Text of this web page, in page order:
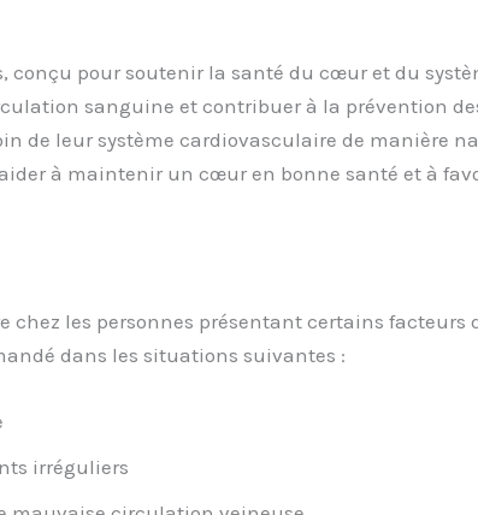
pour soutenir la santé du cœur et du
sanguine et contribuer à la prévention
de leur système cardiovasculaire de manière
à maintenir un cœur en bonne santé et à
les personnes présentant certains facteurs
dans les situations suivantes :
irréguliers